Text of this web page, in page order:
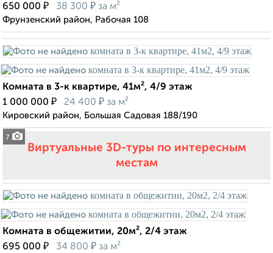
650 000 ₽ 38 300 ₽ за м²
Фрунзенский район, Рабочая 108
7
Комната в 3-к квартире, 41м², 4/9 этаж
1 000 000 ₽ 24 400 ₽ за м²
Кировский район, Большая Садовая 188/190
Виртуальные 3D-туры по интересным
местам
Комната в общежитии, 20м², 2/4 этаж
695 000 ₽ 34 800 ₽ за м²